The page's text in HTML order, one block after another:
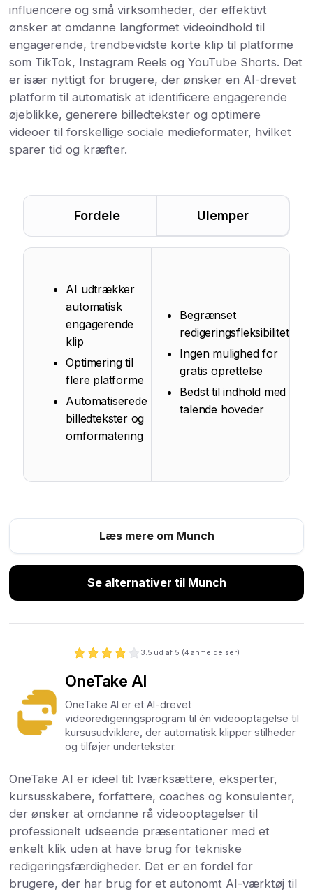
influencere og små virksomheder, der effektivt
ønsker at omdanne langformet videoindhold til
engagerende, trendbevidste korte klip til platforme
som TikTok, Instagram Reels og YouTube Shorts. Det
er især nyttigt for brugere, der ønsker en AI-drevet
platform til automatisk at identificere engagerende
øjeblikke, generere billedtekster og optimere
videoer til forskellige sociale medieformater, hvilket
sparer tid og kræfter.
Fordele Ulemper
AI udtrækker
automatisk
engagerende
klip
Optimering til
flere platforme
Automatiserede
billedtekster og
omformatering
Begrænset
redigeringsfleksibilitet
Ingen mulighed for
gratis oprettelse
Bedst til indhold med
talende hoveder
Læs mere om Munch
Se alternativer til Munch
3.5 ud af 5 (4 anmeldelser)
OneTake AI
OneTake AI er et AI-drevet
videoredigeringsprogram til én videooptagelse til
kursusudviklere, der automatisk klipper stilheder
og tilføjer undertekster.
OneTake AI er ideel til: Iværksættere, eksperter,
kursusskabere, forfattere, coaches og konsulenter,
der ønsker at omdanne rå videooptagelser til
professionelt udseende præsentationer med et
enkelt klik uden at have brug for tekniske
redigeringsfærdigheder. Det er en fordel for
brugere, der har brug for et autonomt AI-værktøj til